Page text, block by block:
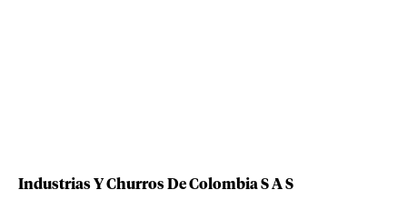
Industrias Y Churros De Colombia S A S